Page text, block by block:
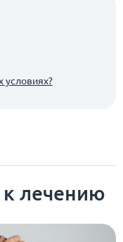
условиях?
лечению